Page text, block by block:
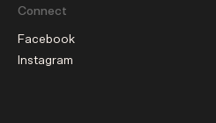
Connect
Facebook
Instagram